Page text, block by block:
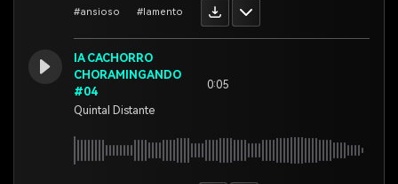
#ansioso #lamento
IA CACHORRO
CHORAMINGANDO
#04
Quintal Distante
0:05